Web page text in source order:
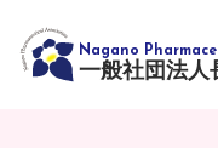
一般社団法人